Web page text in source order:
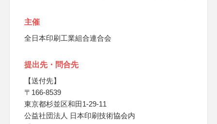
主催
全日本印刷工業組合連合会
提出先・問合先
【送付先】
〒166-8539
東京都杉並区和田1-29-11
公益社団法人 日本印刷技術協会内